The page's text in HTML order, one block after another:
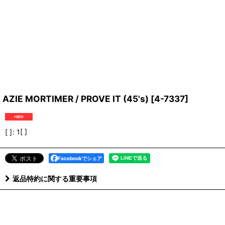
AZIE MORTIMER / PROVE IT (45's) [4-7337]
[ ]: 1[ ]
Facebookでシェア
返品特約に関する重要事項